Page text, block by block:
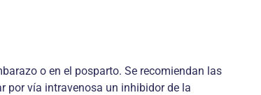
o en el posparto. Se recomiendan las
por vía intravenosa un inhibidor de la